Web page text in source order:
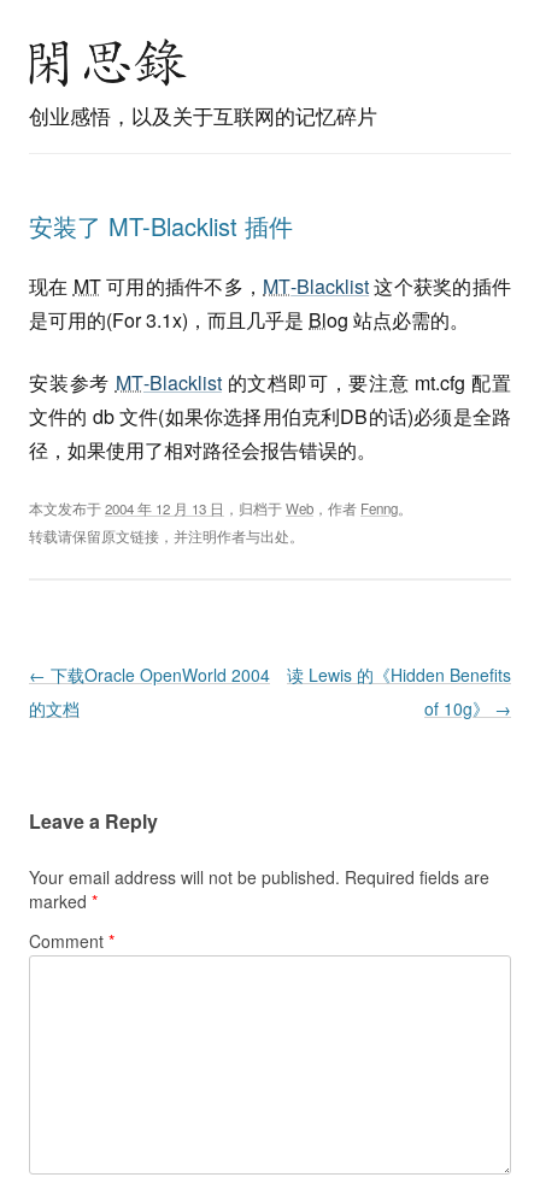
创业感悟，以及关于互联网的记忆碎片
安装了 MT-Blacklist 插件
现在 MT可用的插件不多， MT-Blacklist这个获奖的插件
是可用的(For 3.1x)，而且几乎是 Blog 站点必需的。
安装参考 MT-Blacklist的文档即可，要注意 mt.cfg 配置
文件的 db 文件(如果你选择用伯克利DB的话)必须是全路
径，如果使用了相对路径会报告错误的。
本文发布于2004 年 12 月 13 日 ，归档于Web ，作者 Fenng。
转载请保留原文链接，并注明作者与出处。
Post navigation
← 下载Oracle OpenWorld 2004
的文档
读 Lewis 的《Hidden Benefits
of 10g》 →
Leave a Reply
Your email address will not be published. Required fields are
marked *
Comment *